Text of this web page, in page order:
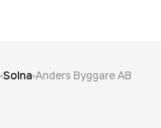
Solna Anders Byggare AB